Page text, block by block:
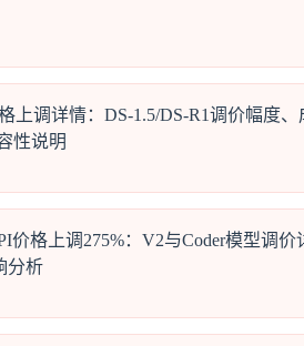
上调详情：DS-1.5/DS-R1调价幅度
性说明
价格上调275%：V2与Coder模型调
分析